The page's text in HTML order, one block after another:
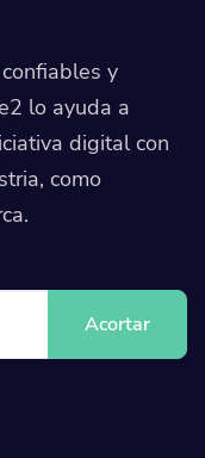
y
lo ayuda a
digital con
como
Acortar